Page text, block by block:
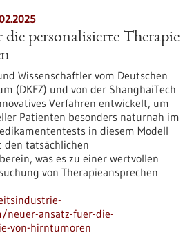
personalisierte Therapie
Wissenschaftler vom Deutschen
(DKFZ) und von der ShanghaiTech
Verfahren entwickelt, um
Patienten besonders naturnah im
in diesem Modell
tatsächlichen
was es zu einer wertvollen
von Therapieansprechen
ansatz-fuer-die-
von-hirntumoren